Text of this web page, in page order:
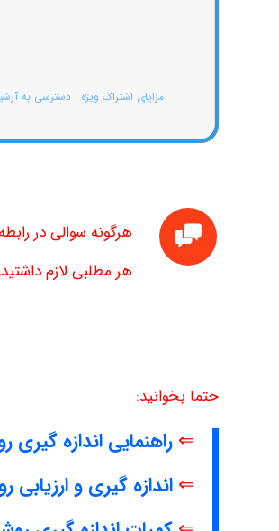
مزایای اشتراک ویژه : دسترسی به
هرگونه سوالی در
هر مطلبی لازم
حتما بخوانید:
⇐ راهنمایی اندازه گیری
⇐ اندازه گیری و